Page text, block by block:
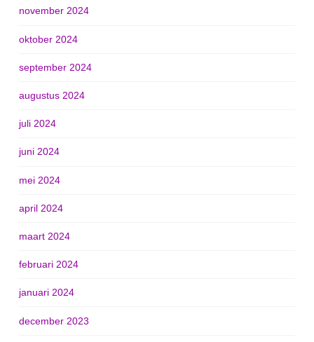
november 2024
oktober 2024
september 2024
augustus 2024
juli 2024
juni 2024
mei 2024
april 2024
maart 2024
februari 2024
januari 2024
december 2023